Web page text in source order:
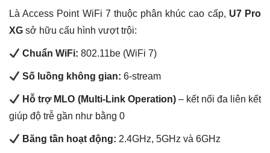
Là Access Point WiFi 7 thuộc phân khúc cao cấp, U7 Pro
XG sở hữu cấu hình vượt trội:
Chuẩn WiFi: 802.11be (WiFi 7)
Số luồng không gian: 6-stream
Hỗ trợ MLO (Multi-Link Operation)– kết nối đa liên kết
giúp độ trễ gần như bằng 0
Băng tần hoạt động: 2.4GHz, 5GHz và 6GHz